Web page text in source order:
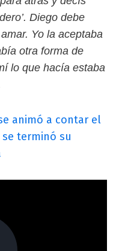
Diego debe
Yo la aceptaba
otra forma de
lo que hacía estaba
animó a contar el
terminó su